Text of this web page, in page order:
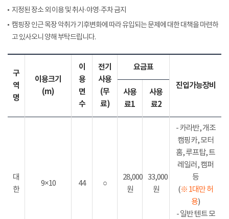
지정된 장소 외 이용 및 취사·야영·주차 금지
캠핑장 인근 목장 악취가 기후변화에 따라 유입되는 문제에 대한 대책을 마련하
고 있사오니 양해 부탁드립니다.
구
역
명
이용크기
(m)
이
용
면
수
전기
사용
(무
료)
요금표
진입가능장비
사용
료1
사용
료2
대
한
9×10 44 ○
28,000
원
33,000
원
- 카라반, 개조
캠핑카, 모터
홈, 루프탑, 트
레일러, 캠퍼
등
(※ 1대만 허
용)
- 일반 텐트 모